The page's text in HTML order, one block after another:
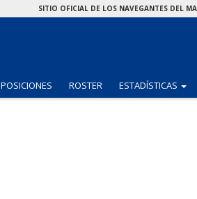
SITIO OFICIAL DE LOS NAVEGANTES DEL
POSICIONES ROSTER ESTADÍSTICAS